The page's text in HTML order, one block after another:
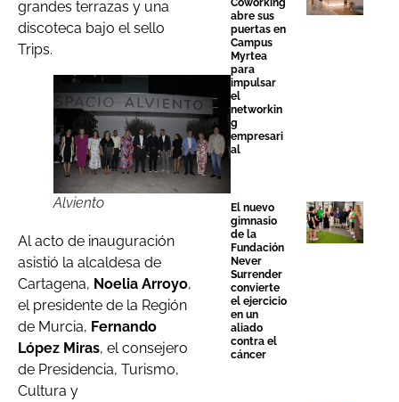
grandes terrazas y una
discoteca bajo el sello
Trips.
Alviento
Al acto de inauguración
asistió la alcaldesa de
Cartagena, Noelia Arroyo,
el presidente de la Región
de Murcia, Fernando
López Miras, el consejero
de Presidencia, Turismo,
Cultura y
Coworking
abre sus
puertas en
Campus
Myrtea
para
impulsar
el
networkin
g
empresari
al
El nuevo
gimnasio
de la
Fundación
Never
Surrender
convierte
el ejercicio
en un
aliado
contra el
cáncer